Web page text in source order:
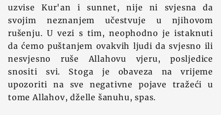
uzvise Kur'an i sunnet, nije ni svjesna da
svojim neznanjem učestvuje u njihovom
rušenju. U vezi s tim, neophodno je istaknuti
da ćemo puštanjem ovakvih ljudi da svjesno ili
nesvjesno ruše Allahovu vjeru, posljedice
snositi svi. Stoga je obaveza na vrijeme
upozoriti na sve negativne pojave tražeći u
tome Allahov, dželle šanuhu, spas.